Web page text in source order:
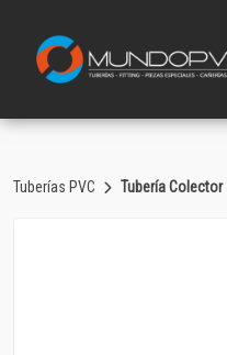
Tuberías PVC Tubería Colector